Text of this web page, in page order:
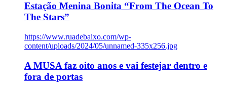
Estação Menina Bonita “From The Ocean To
The Stars”
https://www.ruadebaixo.com/wp-
content/uploads/2024/05/unnamed-335x256.jpg
A MUSA faz oito anos e vai festejar dentro e
fora de portas